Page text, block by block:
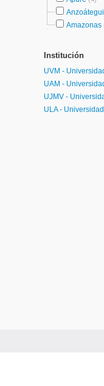
Anzoátegui
Amazonas
Institución
ULA -